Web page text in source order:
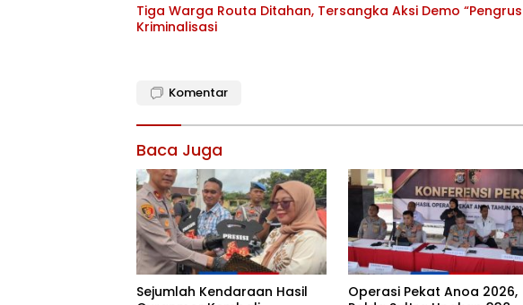
Tiga Warga Routa Ditahan, Tersangka Aksi Demo
Kriminalisasi
Komentar
Baca Juga
Sejumlah Kendaraan Hasil
Operasi Pekat Anoa 2026,